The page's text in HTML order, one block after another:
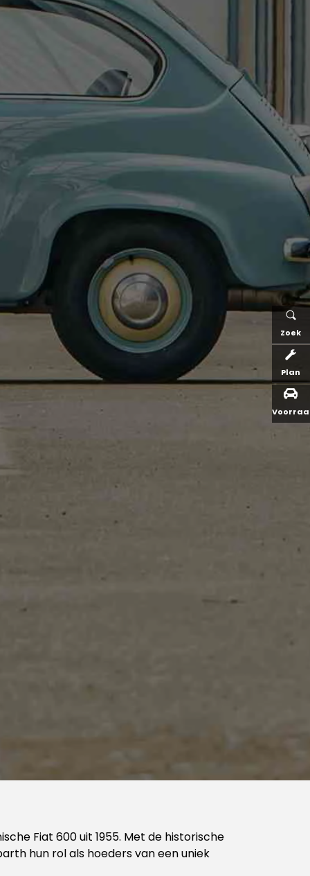
Zoek
Plan
Fiat 600 uit 1955. Met de historische
hun rol als hoeders van een uniek